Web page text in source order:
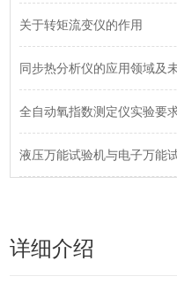
关于转矩流变仪的作用
同步热分析仪的应用领域及
全自动氧指数测定仪实验要
液压万能试验机与电子万能
详细介绍